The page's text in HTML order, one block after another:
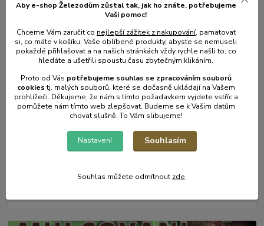
Novinky z našeho blogu
Aby e-shop Železodům zůstal tak, jak ho znáte, potřebujeme
Vaši pomoc!
Chceme Vám zaručit co nejlepší zážitek z nakupování, pamatovat
si, co máte v košíku, Vaše oblíbené produkty, abyste se nemuseli
pokaždé přihlašovat a na našich stránkách vždy rychle našli to, co
hledáte a ušetřili spoustu času zbytečným klikáním.
Proto od Vás potřebujeme souhlas se zpracováním souborů
cookiestj. malých souborů, které se dočasně ukládají na Vašem
prohlížeči. Děkujeme, že nám s tímto požadavkem vyjdete vstříc a
pomůžete nám tímto web zlepšovat. Budeme se k Vašim datům
chovat slušně. To Vám slibujeme!
Nastavení Souhlasím
Souhlas můžete odmítnout zde.